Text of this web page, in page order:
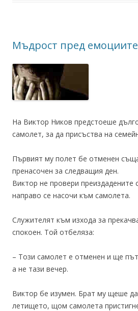
Мъдрост пред емоциите
На Виктор Ников предстоеше
самолет, за да присъства на
Първият му полет бе отменен
пренасочен за следващия ден.
Виктор не провери преиздадените
направо се насочи към самолета.
Служителят към изхода за
спокоен. Той отбеляза:
– Този самолет е отменен и ще
а не тази вечер.
Виктор бе изумен. Брат му щеше
летището, щом самолета